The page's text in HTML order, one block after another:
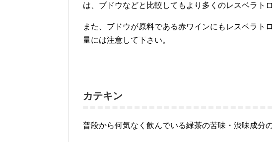
は、ブドウなどと比較してもより多くのレスベラト
また、ブドウが原料である赤ワインにもレスベラト
量には注意して下さい。
カテキン
普段から何気なく飲んでいる緑茶の苦味・渋味成分